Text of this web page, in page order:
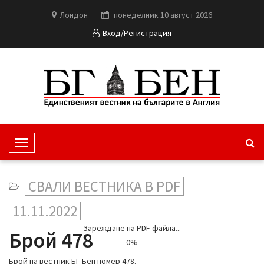
Лондон
понеделник 10 август 2026
Вход/Регистрация
T
o
l
e
v
СВАЛИ ВЕСТНИКА В PDF
11.11.2022
Брой 478
Брой на вестник БГ Бен номер 478.
Зареждане на PDF файла...
0%